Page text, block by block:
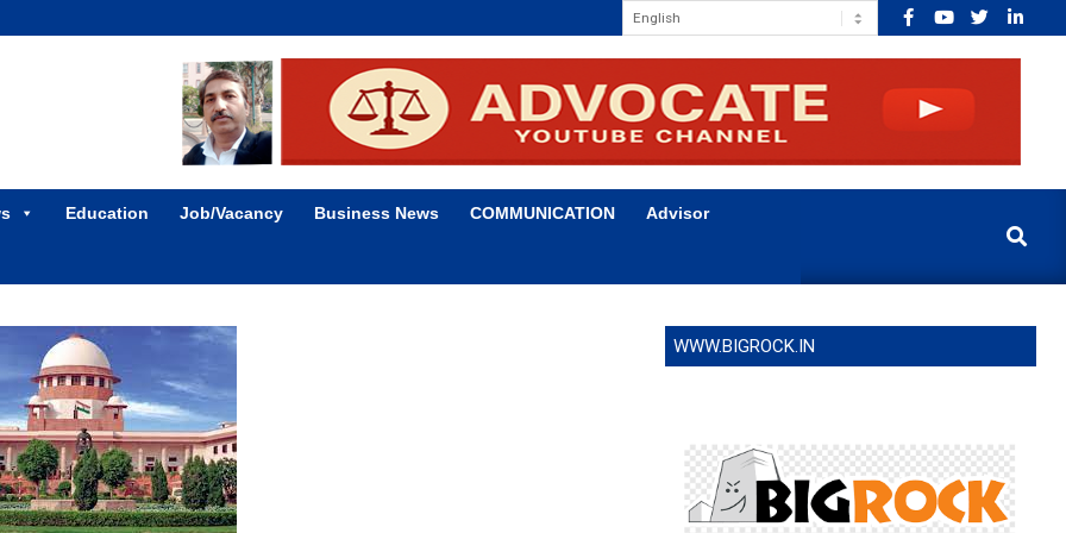
Education Job/Vacancy Business News COMMUNICATION Advisor
Search
WWW.BIGROCK.IN